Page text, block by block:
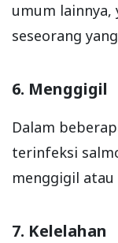
umum lainnya,
seseorang
6. Menggigil
Dalam
terinfeksi
menggigil
7. Kelelahan